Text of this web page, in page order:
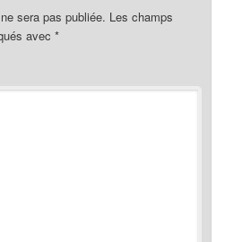
sera pas publiée. Les champs
avec*